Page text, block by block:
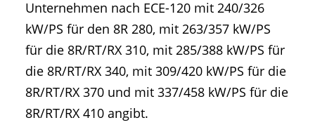
Unternehmen nach ECE-120 mit 240/326
kW/PS für den 8R 280, mit 263/357 kW/PS
für die 8R/RT/RX 310, mit 285/388 kW/PS für
die 8R/RT/RX 340, mit 309/420 kW/PS für die
8R/RT/RX 370 und mit 337/458 kW/PS für die
8R/RT/RX 410 angibt.